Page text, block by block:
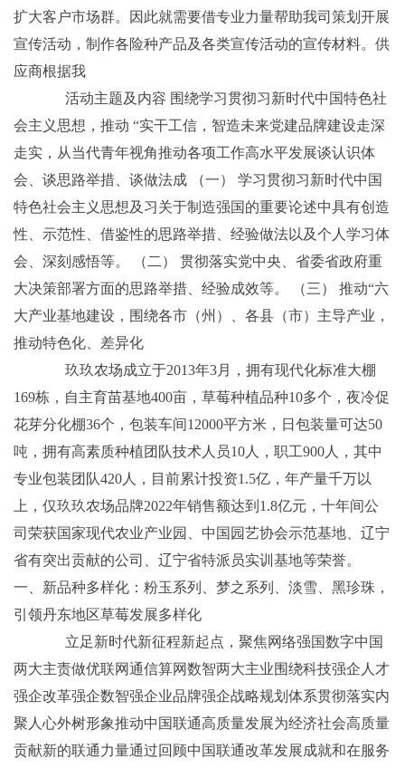
扩大客户市场群。因此就需要借专业力量帮助我司策划开展
宣传活动，制作各险种产品及各类宣传活动的宣传材料。供
应商根据我
活动主题及内容 围绕学习贯彻习新时代中国特色社
会主义思想，推动 “实干工信，智造未来党建品牌建设走深
走实，从当代青年视角推动各项工作高水平发展谈认识体
会、谈思路举措、谈做法成 （一） 学习贯彻习新时代中国
特色社会主义思想及习关于制造强国的重要论述中具有创造
性、示范性、借鉴性的思路举措、经验做法以及个人学习体
会、深刻感悟等。 （二） 贯彻落实党中央、省委省政府重
大决策部署方面的思路举措、经验成效等。 （三） 推动“六
大产业基地建设，围绕各市（州）、各县（市）主导产业，
推动特色化、差异化
玖玖农场成立于2013年3月，拥有现代化标准大棚
169栋，自主育苗基地400亩，草莓种植品种10多个，夜冷促
花芽分化棚36个，包装车间12000平方米，日包装量可达50
吨，拥有高素质种植团队技术人员10人，职工900人，其中
专业包装团队420人，目前累计投资1.5亿，年产量千万以
上，仅玖玖农场品牌2022年销售额达到1.8亿元，十年间公
司荣获国家现代农业产业园、中国园艺协会示范基地、辽宁
省有突出贡献的公司、辽宁省特派员实训基地等荣誉。
一、新品种多样化：粉玉系列、梦之系列、淡雪、黑珍珠，
引领丹东地区草莓发展多样化
立足新时代新征程新起点，聚焦网络强国数字中国
两大主责做优联网通信算网数智两大主业围绕科技强企人才
强企改革强企数智强企业品牌强企战略规划体系贯彻落实内
聚人心外树形象推动中国联通高质量发展为经济社会高质量
贡献新的联通力量通过回顾中国联通改革发展成就和在服务